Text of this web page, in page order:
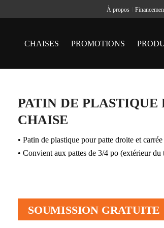
À propos
CHAISES PROMOTIONS
PATIN DE PLASTIQUE
CHAISE
• Patin de plastique pour patte droite et carrée
• Convient aux pattes de 3/4 po (extérieur
SOUMISSION GRATUITE